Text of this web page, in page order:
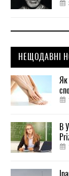
НЕЩОДАВНІ
Як
В